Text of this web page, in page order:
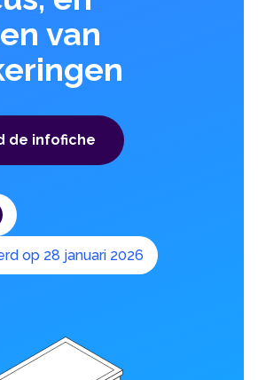
van
de infofiche
op 28 januari 2026